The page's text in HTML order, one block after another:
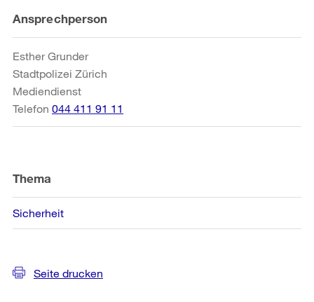
Weitere
Informationen
Ansprechperson
Esther Grunder
Stadtpolizei Zürich
Mediendienst
Telefon 044 411 91 11
Thema
Sicherheit
Seite drucken